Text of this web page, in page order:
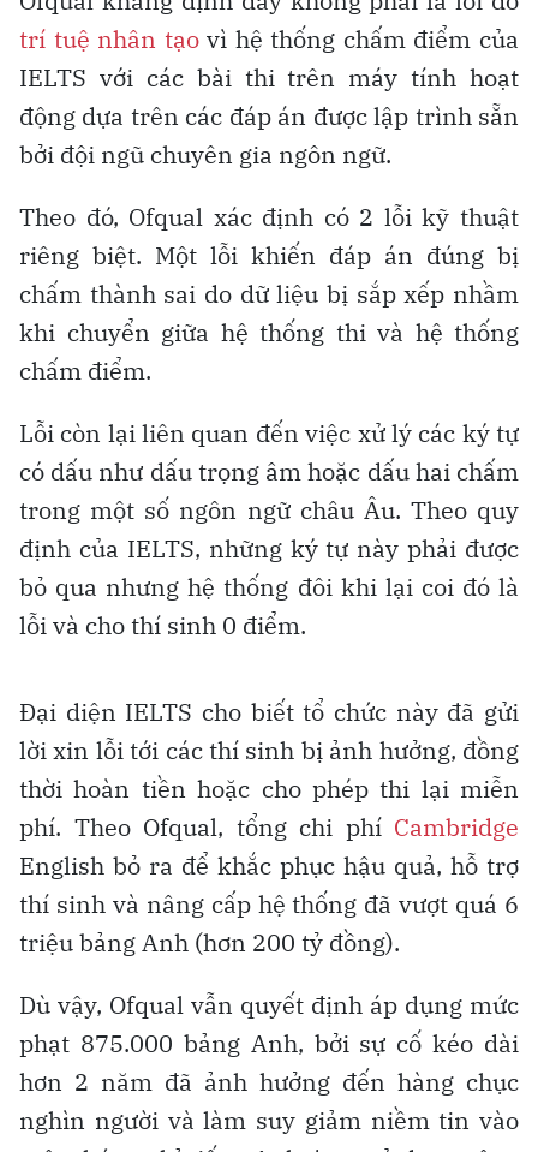
trí tuệ nhân tạovì hệ thống chấm điểm của
IELTS với các bài thi trên máy tính hoạt
động dựa trên các đáp án được lập trình sẵn
bởi đội ngũ chuyên gia ngôn ngữ.
Theo đó, Ofqual xác định có 2 lỗi kỹ thuật
riêng biệt. Một lỗi khiến đáp án đúng bị
chấm thành sai do dữ liệu bị sắp xếp nhầm
khi chuyển giữa hệ thống thi và hệ thống
chấm điểm.
Lỗi còn lại liên quan đến việc xử lý các ký tự
có dấu như dấu trọng âm hoặc dấu hai chấm
trong một số ngôn ngữ châu Âu. Theo quy
định của IELTS, những ký tự này phải được
bỏ qua nhưng hệ thống đôi khi lại coi đó là
lỗi và cho thí sinh 0 điểm.
Đại diện IELTS cho biết tổ chức này đã gửi
lời xin lỗi tới các thí sinh bị ảnh hưởng, đồng
thời hoàn tiền hoặc cho phép thi lại miễn
phí. Theo Ofqual, tổng chi phí Cambridge
English bỏ ra để khắc phục hậu quả, hỗ trợ
thí sinh và nâng cấp hệ thống đã vượt quá 6
triệu bảng Anh (hơn 200 tỷ đồng).
Dù vậy, Ofqual vẫn quyết định áp dụng mức
phạt 875.000 bảng Anh, bởi sự cố kéo dài
hơn 2 năm đã ảnh hưởng đến hàng chục
nghìn người và làm suy giảm niềm tin vào